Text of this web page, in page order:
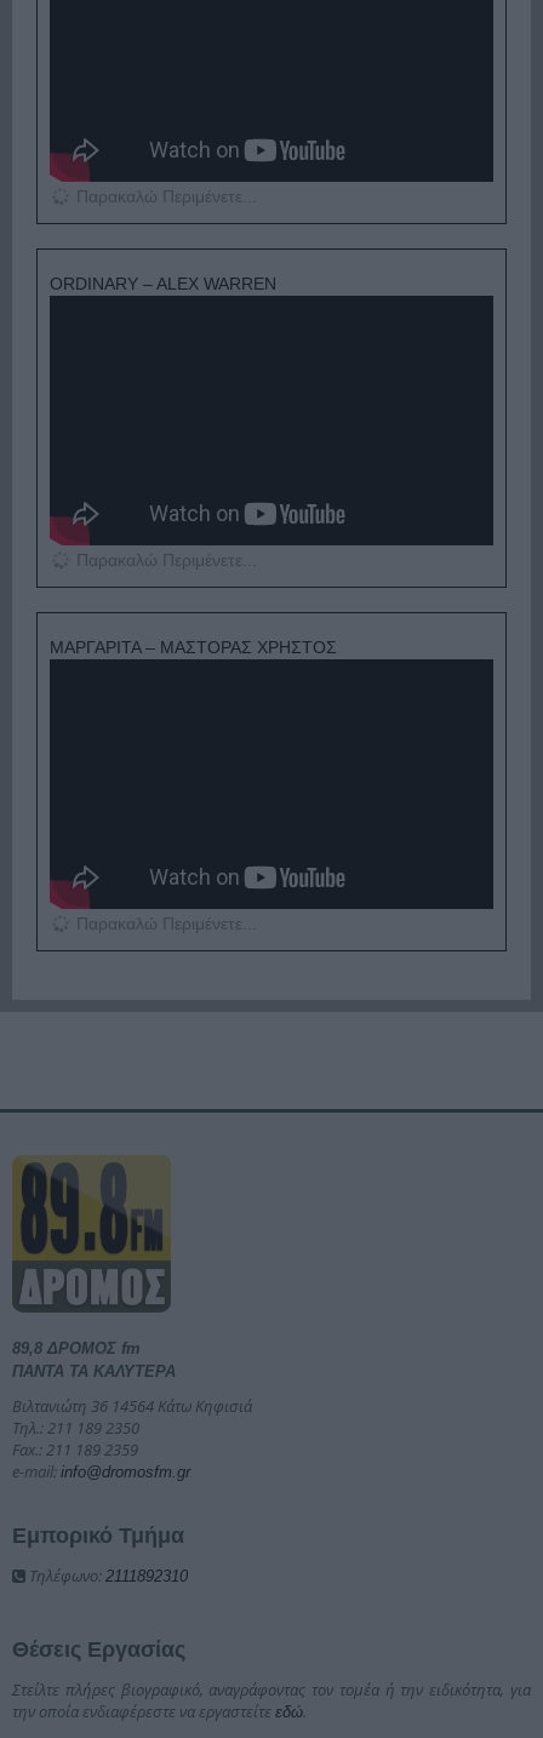
Παρακαλώ Περιμένετε...
ORDINARY – ALEX WARREN
Παρακαλώ Περιμένετε...
ΜΑΡΓΑΡΙΤΑ – ΜΑΣΤΟΡΑΣ ΧΡΗΣΤΟΣ
Παρακαλώ Περιμένετε...
89,8 ΔΡΟΜΟΣ fm
ΠΑΝΤΑ ΤΑ ΚΑΛΥΤΕΡΑ
Βιλτανιώτη 36 14564 Κάτω Κηφισιά
Τηλ.: 211 189 2350
Fax.: 211 189 2359
e-mail: info@dromosfm.gr
Εμπορικό Τμήμα
Τηλέφωνο: 2111892310
Θέσεις Εργασίας
Στείλτε πλήρες βιογραφικό, αναγράφοντας τον τομέα ή την ειδικότητα, για
την οποία ενδιαφέρεστε να εργαστείτε εδώ.